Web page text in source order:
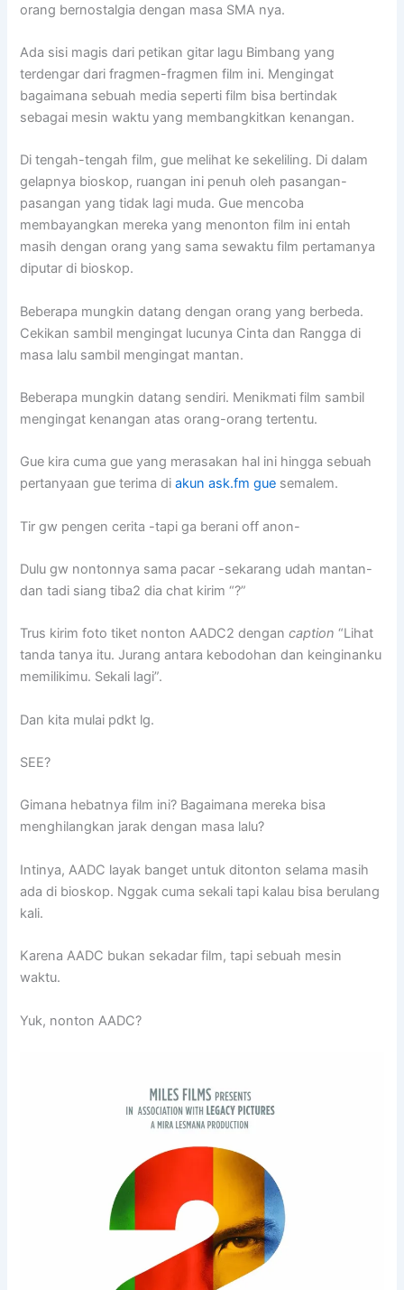
orang bernostalgia dengan masa SMA nya.
Ada sisi magis dari petikan gitar lagu Bimbang yang
terdengar dari fragmen-fragmen film ini. Mengingat
bagaimana sebuah media seperti film bisa bertindak
sebagai mesin waktu yang membangkitkan kenangan.
Di tengah-tengah film, gue melihat ke sekeliling. Di dalam
gelapnya bioskop, ruangan ini penuh oleh pasangan-
pasangan yang tidak lagi muda. Gue mencoba
membayangkan mereka yang menonton film ini entah
masih dengan orang yang sama sewaktu film pertamanya
diputar di bioskop.
Beberapa mungkin datang dengan orang yang berbeda.
Cekikan sambil mengingat lucunya Cinta dan Rangga di
masa lalu sambil mengingat mantan.
Beberapa mungkin datang sendiri. Menikmati film sambil
mengingat kenangan atas orang-orang tertentu.
Gue kira cuma gue yang merasakan hal ini hingga sebuah
pertanyaan gue terima diakun ask.fm gue semalem.
Tir gw pengen cerita -tapi ga berani off anon-
Dulu gw nontonnya sama pacar -sekarang udah mantan-
dan tadi siang tiba2 dia chat kirim “?”
Trus kirim foto tiket nonton AADC2 dengancaption “Lihat
tanda tanya itu. Jurang antara kebodohan dan keinginanku
memilikimu. Sekali lagi”.
Dan kita mulai pdkt lg.
SEE?
Gimana hebatnya film ini? Bagaimana mereka bisa
menghilangkan jarak dengan masa lalu?
Intinya, AADC layak banget untuk ditonton selama masih
ada di bioskop. Nggak cuma sekali tapi kalau bisa berulang
kali.
Karena AADC bukan sekadar film, tapi sebuah mesin
waktu.
Yuk, nonton AADC?